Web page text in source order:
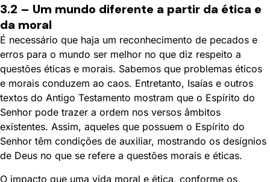
3.2 – Um mundo diferente a partir da ética e
da moral
É necessário que haja um reconhecimento de pecados e
erros para o mundo ser melhor no que diz respeito a
questões éticas e morais. Sabemos que problemas éticos
e morais conduzem ao caos. Entretanto, Isaías e outros
textos do Antigo Testamento mostram que o Espírito do
Senhor pode trazer a ordem nos versos âmbitos
existentes. Assim, aqueles que possuem o Espírito do
Senhor têm condições de auxiliar, mostrando os desígnios
de Deus no que se refere a questões morais e éticas.
O impacto que uma vida moral e ética, conforme os